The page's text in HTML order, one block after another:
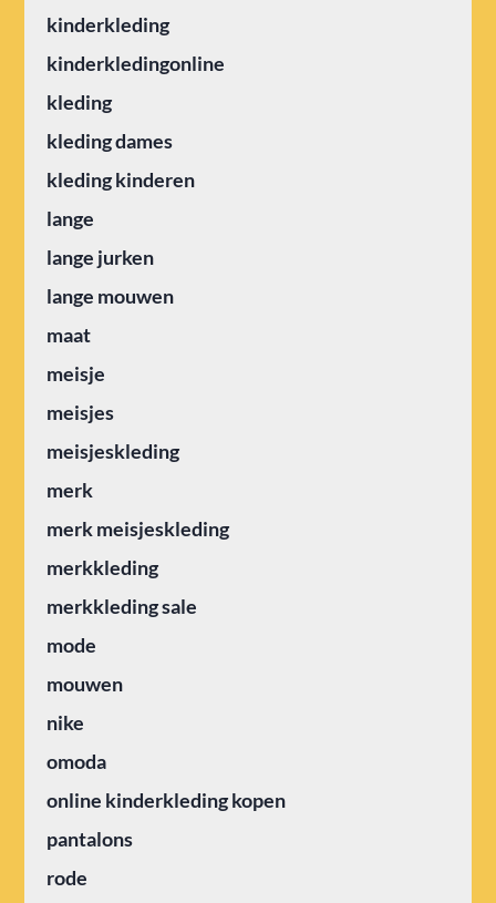
kinderkleding
kinderkledingonline
kleding
kleding dames
kleding kinderen
lange
lange jurken
lange mouwen
maat
meisje
meisjes
meisjeskleding
merk
merk meisjeskleding
merkkleding
merkkleding sale
mode
mouwen
nike
omoda
online kinderkleding kopen
pantalons
rode